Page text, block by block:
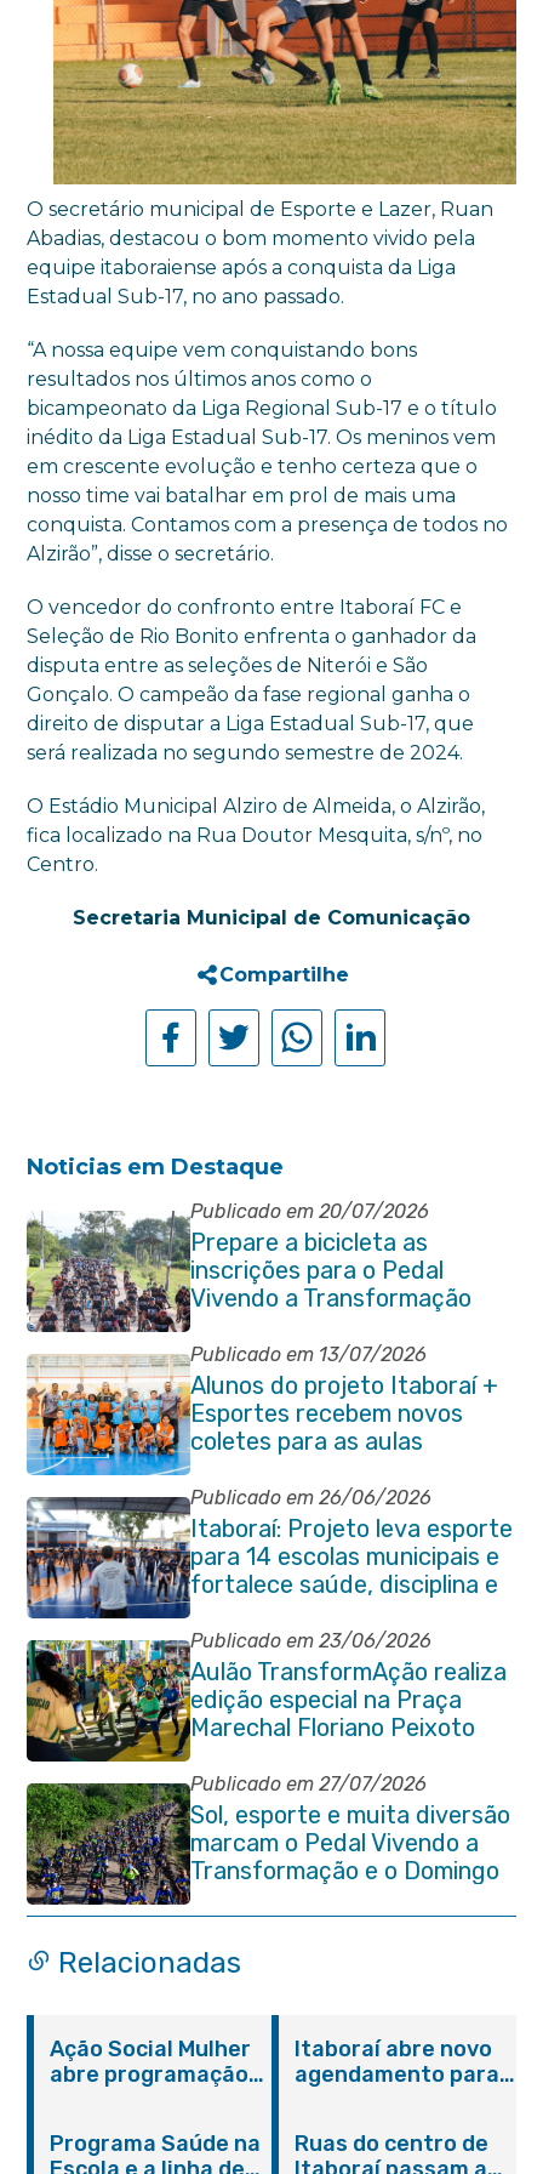
O secretário municipal de Esporte e Lazer, Ruan
Abadias, destacou o bom momento vivido pela
equipe itaboraiense após a conquista da Liga
Estadual Sub-17, no ano passado.
“A nossa equipe vem conquistando bons
resultados nos últimos anos como o
bicampeonato da Liga Regional Sub-17 e o título
inédito da Liga Estadual Sub-17. Os meninos vem
em crescente evolução e tenho certeza que o
nosso time vai batalhar em prol de mais uma
conquista. Contamos com a presença de todos no
Alzirão”, disse o secretário.
O vencedor do confronto entre Itaboraí FC e
Seleção de Rio Bonito enfrenta o ganhador da
disputa entre as seleções de Niterói e São
Gonçalo. O campeão da fase regional ganha o
direito de disputar a Liga Estadual Sub-17, que
será realizada no segundo semestre de 2024.
O Estádio Municipal Alziro de Almeida, o Alzirão,
fica localizado na Rua Doutor Mesquita, s/nº, no
Centro.
Secretaria Municipal de Comunicação
Compartilhe
Noticias em Destaque
Publicado em 20/07/2026
Prepare a bicicleta as
inscrições para o Pedal
Vivendo a Transformação
estão abertas em Itaboraí
Publicado em 13/07/2026
Alunos do projeto Itaboraí +
Esportes recebem novos
coletes para as aulas
Publicado em 26/06/2026
Itaboraí: Projeto leva esporte
para 14 escolas municipais e
fortalece saúde, disciplina e
aprendizado
Publicado em 23/06/2026
Aulão TransformAção realiza
edição especial na Praça
Marechal Floriano Peixoto
com clima de Copa e muita
animação
Publicado em 27/07/2026
Sol, esporte e muita diversão
marcam o Pedal Vivendo a
Transformação e o Domingo
no Parque Paleontológico
Relacionadas
Ação Social Mulher
abre programação
serviços gratuitos e
Itaboraí abre novo
agendamento para
Programa Saúde na
Ruas do centro de